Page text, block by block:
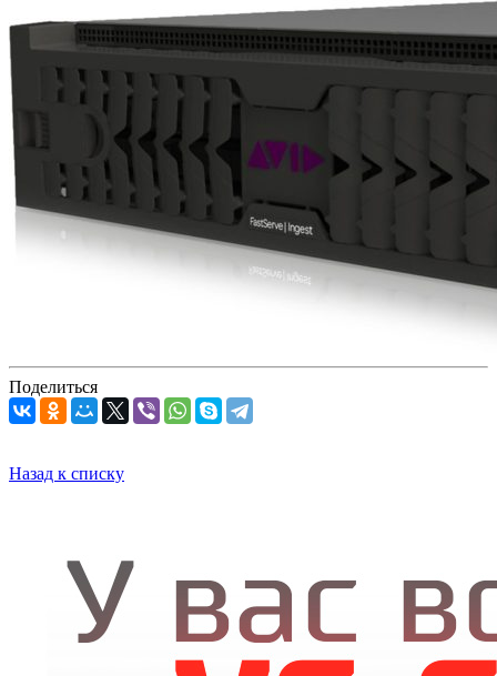
Поделиться
Назад к списку